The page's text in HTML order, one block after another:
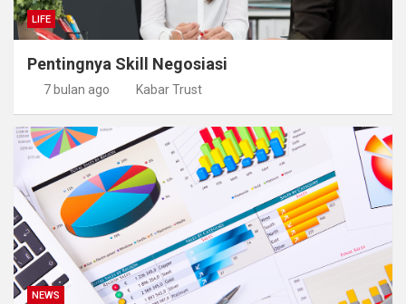
LIFE
Pentingnya Skill Negosiasi
7 bulan ago Kabar Trust
NEWS